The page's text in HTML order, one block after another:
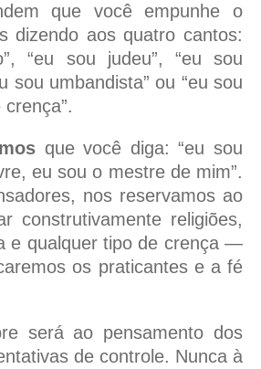
que você empunhe o
dizendo aos quatro cantos:
“eu sou judeu”, “eu sou
sou umbandista” ou “eu sou
que você diga: “eu sou
eu sou o mestre de mim”.
nos reservamos ao
construtivamente religiões,
e qualquer tipo de crença —
os praticantes e a fé
será ao pensamento dos
de controle. Nunca à